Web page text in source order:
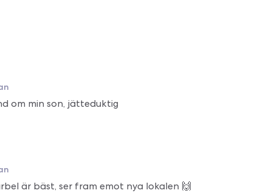
om min son, jätteduktig
är bäst, ser fram emot nya lokalen 🙌